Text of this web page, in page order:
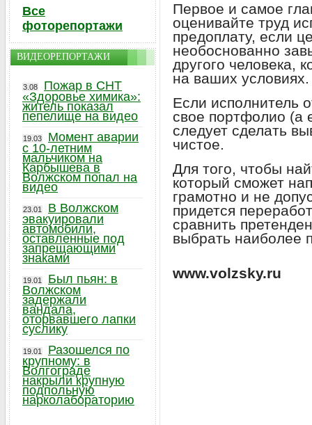
Первое и самое
оценивайте труд
предоплату, если
необоснованно
другого человека,
на ваших условиях.
Если исполнитель
свое портфолио (а
следует сделать
чистое.
Для того, чтобы
который сможет
грамотно и не
придется
сравнить
выбрать наиболее
www.volzsky.ru
Все
фоторепортажи
ВИДЕОРЕПОРТАЖИ
3.08
Пожар в СНТ
«Здоровье химика»:
житель показал
пепелище на видео
19.03
Момент аварии
с 10-летним
мальчиком на
Карбышева в
Волжском попал на
видео
23.01
В Волжском
эвакуировали
автомобили,
оставленные под
запрещающими
знаками
19.01
Был пьян: в
Волжском
задержали
вандала,
оторвавшего лапки
суслику
19.01
Разошелся по
крупному: в
Волгограде
накрыли крупную
подпольную
нарколабораторию